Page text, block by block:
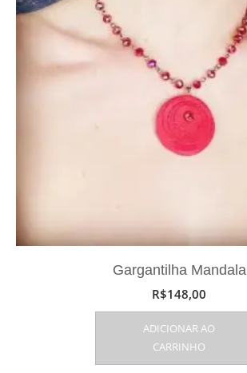
Gargantilha Mandala
R$148,00
ADICIONAR AO
CARRINHO